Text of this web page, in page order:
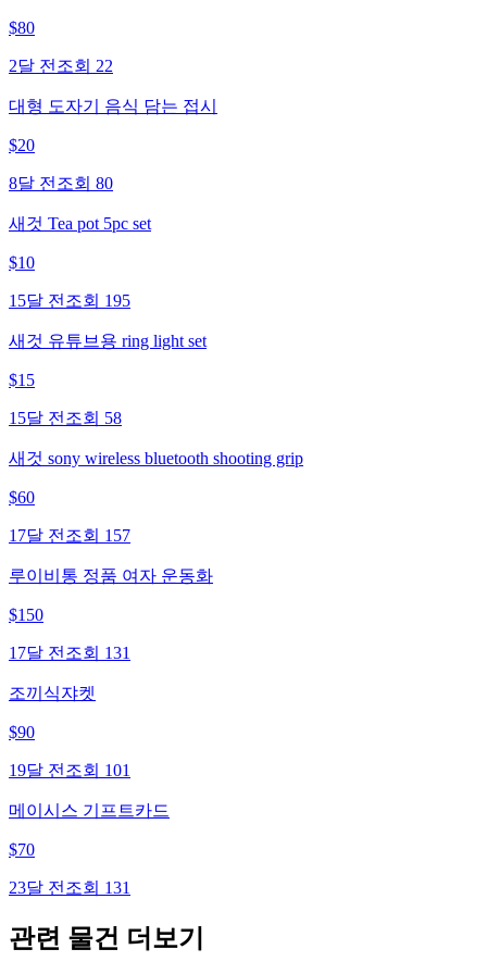
$80
2달 전 조회 22
대형 도자기 음식 담는 접시
$20
8달 전 조회 80
새것 Tea pot 5pc set
$10
15달 전 조회 195
새것 유튜브용 ring light set
$15
15달 전 조회 58
새것 sony wireless bluetooth shooting grip
$60
17달 전 조회 157
루이비통 정품 여자 운동화
$150
17달 전 조회 131
조끼식쟈켓
$90
19달 전 조회 101
메이시스 기프트카드
$70
23달 전 조회 131
관련 물건 더보기